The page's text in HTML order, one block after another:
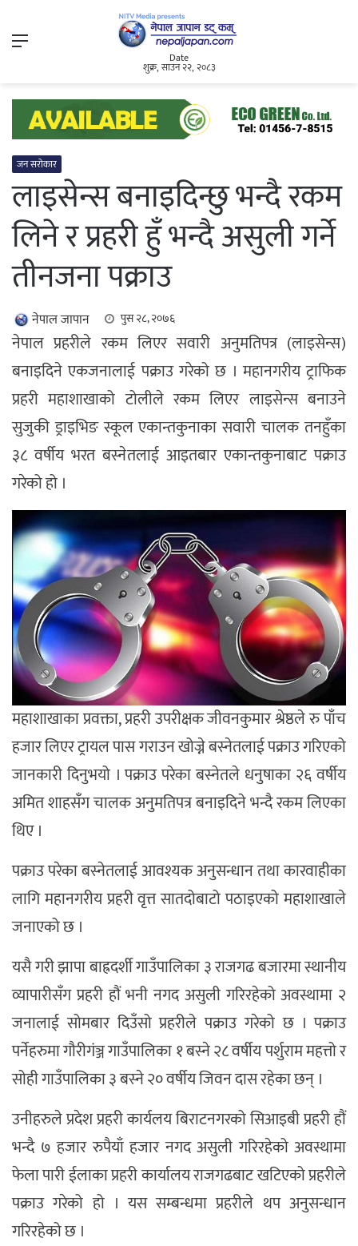
Menu
Date
शुक्र, साउन २२, २०८३
जन सरोकार
लाइसेन्स बनाइदिन्छु भन्दै रकम
लिने र प्रहरी हुँ भन्दै असुली गर्ने
तीनजना पक्राउ
नेपाल जापान पुस २८, २०७६
नेपाल प्रहरीले रकम लिएर सवारी अनुमतिपत्र (लाइसेन्स)
बनाइदिने एकजनालाई पक्राउ गरेको छ । महानगरीय ट्राफिक
प्रहरी महाशाखाको टोलीले रकम लिएर लाइसेन्स बनाउने
सुजुकी ड्राइभिङ स्कूल एकान्तकुनाका सवारी चालक तनहुँका
३८ वर्षीय भरत बस्नेतलाई आइतबार एकान्तकुनाबाट पक्राउ
गरेको हो ।
महाशाखाका प्रवक्ता, प्रहरी उपरीक्षक जीवनकुमार श्रेष्ठले रु पाँच
हजार लिएर ट्रायल पास गराउन खोज्ने बस्नेतलाई पक्राउ गरिएको
जानकारी दिनुभयो । पक्राउ परेका बस्नेतले धनुषाका २६ वर्षीय
अमित शाहसँग चालक अनुमतिपत्र बनाइदिने भन्दै रकम लिएका
थिए ।
पक्राउ परेका बस्नेतलाई आवश्यक अनुसन्धान तथा कारवाहीका
लागि महानगरीय प्रहरी वृत्त सातदोबाटो पठाइएको महाशाखाले
जनाएको छ ।
यसै गरी झापा बाह्रदर्शी गाउँपालिका ३ राजगढ बजारमा स्थानीय
व्यापारीसँग प्रहरी हौं भनी नगद असुली गरिरहेको अवस्थामा २
जनालाई सोमबार दिउँसो प्रहरीले पक्राउ गरेको छ । पक्राउ
पर्नेहरुमा गौरीगंञ्ज गाउँपालिका १ बस्ने २८ वर्षीय पर्शुराम महत्तो र
सोही गाउँपालिका ३ बस्ने २० वर्षीय जिवन दास रहेका छन् ।
उनीहरुले प्रदेश प्रहरी कार्यलय बिराटनगरको सिआइबी प्रहरी हौं
भन्दै ७ हजार रुपैयाँ हजार नगद असुली गरिरहेको अवस्थामा
फेला पारी ईलाका प्रहरी कार्यालय राजगढबाट खटिएको प्रहरीले
पक्राउ गरेको हो । यस सम्बन्धमा प्रहरीले थप अनुसन्धान
गरिरहेको छ ।